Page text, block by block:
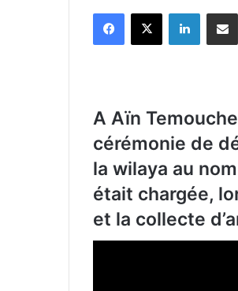
A Aïn
cérémonie de
la wilaya au
était chargée,
et la collecte